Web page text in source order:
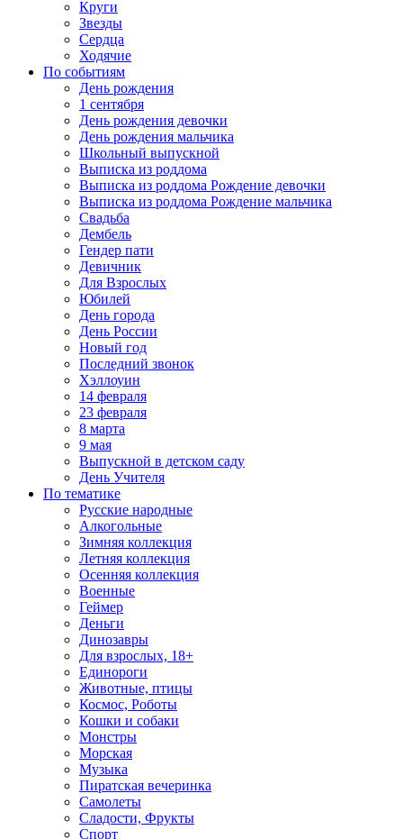
Круги
Звезды
Сердца
Ходячие
По событиям
День рождения
1 сентября
День рождения девочки
День рождения мальчика
Школьный выпускной
Выписка из роддома
Выписка из роддома Рождение девочки
Выписка из роддома Рождение мальчика
Свадьба
Дембель
Гендер пати
Девичник
Для Взрослых
Юбилей
День города
День России
Новый год
Последний звонок
Хэллоуин
14 февраля
23 февраля
8 марта
9 мая
Выпускной в детском саду
День Учителя
По тематике
Русские народные
Алкогольные
Зимняя коллекция
Летняя коллекция
Осенняя коллекция
Военные
Геймер
Деньги
Динозавры
Для взрослых, 18+
Единороги
Животные, птицы
Космос, Роботы
Кошки и собаки
Монстры
Морская
Музыка
Пиратская вечеринка
Самолеты
Сладости, Фрукты
Спорт